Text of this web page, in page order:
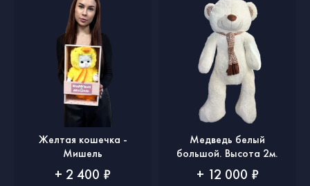
Желтая кошечка -
Мишель
+ 2 400 ₽
Медведь белый
большой. Высота 2м.
+ 12 000 ₽